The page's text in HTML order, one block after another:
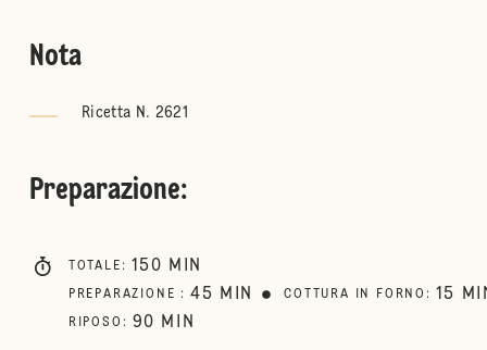
Nota
Ricetta N. 2621
Preparazione:
TOTALE : 150 MIN
PREPARAZIONE : 45 MIN COTTURA IN FORNO : 15
RIPOSO : 90 MIN